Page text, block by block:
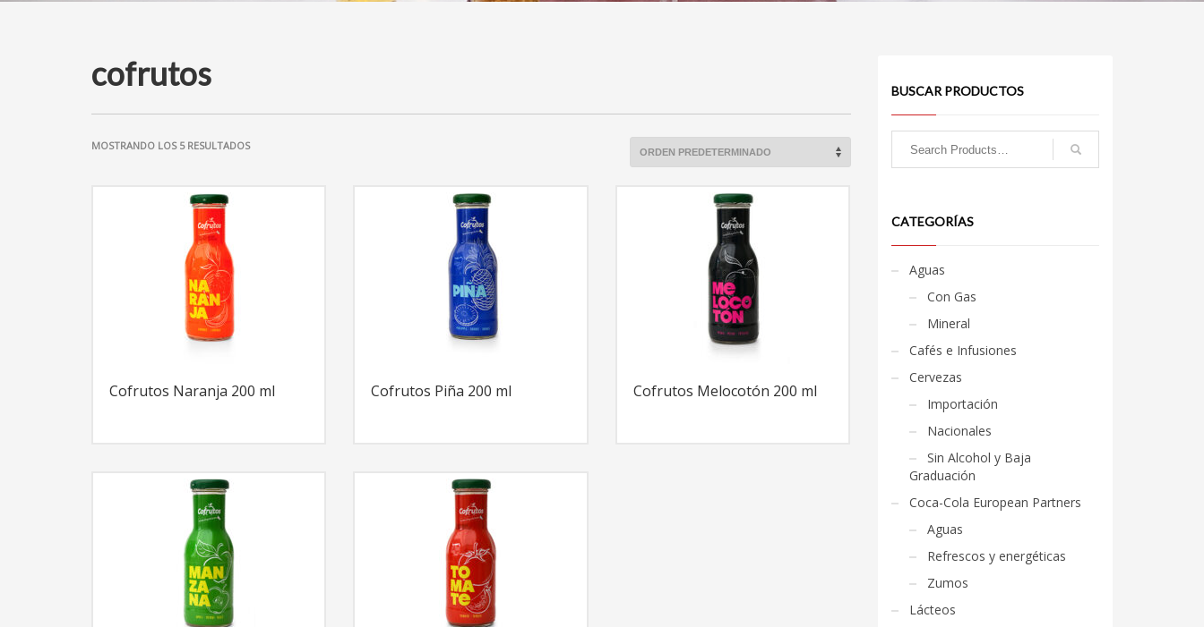
cofrutos
MOSTRANDO LOS 5 RESULTADOS
Cofrutos Naranja 200 ml Cofrutos Piña 200 ml Cofrutos Melocotón 200 ml
BUSCAR PRODUCTOS
CATEGORÍAS
Aguas
Con Gas
Mineral
Cafés e Infusiones
Cervezas
Importación
Nacionales
Sin Alcohol y Baja
Graduación
Coca-Cola European Partners
Aguas
Refrescos y energéticas
Zumos
Lácteos